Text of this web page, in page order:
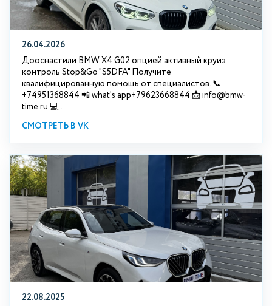
26.04.2026
Дооснастили BMW X4 G02 опцией активный круиз
контроль Stop&Go "S5DFA" Получите
квалифицированную помощь от специалистов. 📞
+74951368844 📲 what's app+79623668844 📩 info@bmw-
time.ru 💻...
СМОТРЕТЬ В VK
22.08.2025